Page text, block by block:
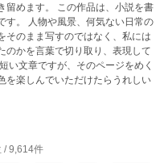
作品は、小説を書
い日常の
そのまま写すのではなく、私には
のかを言葉で切り取り、表現して
を楽しんでいただけたらうれしい
/ 9,614件